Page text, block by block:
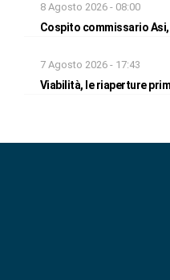
8 Agosto 2026 - 08:00
Cospito commissario
7 Agosto 2026 - 17:43
Viabilità, le riaperture